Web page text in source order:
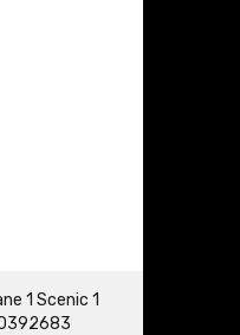
1 Scenic 1